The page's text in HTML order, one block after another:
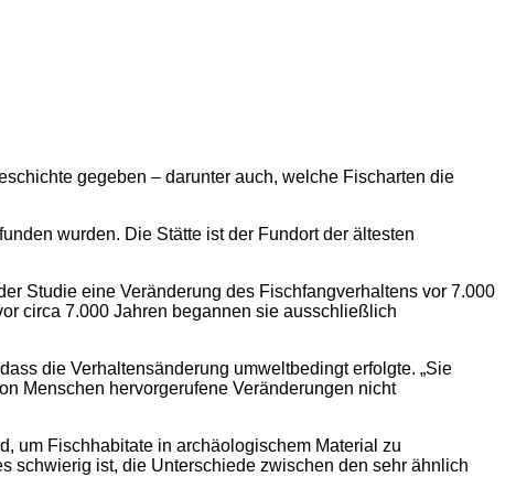
gegeben – darunter auch, welche Fischarten die
wurden. Die Stätte ist der Fundort der ältesten
Studie eine Veränderung des Fischfangverhaltens vor 7.000
circa 7.000 Jahren begannen sie ausschließlich
die Verhaltensänderung umweltbedingt erfolgte. „Sie
Menschen hervorgerufene Veränderungen nicht
um Fischhabitate in archäologischem Material zu
schwierig ist, die Unterschiede zwischen den sehr ähnlich